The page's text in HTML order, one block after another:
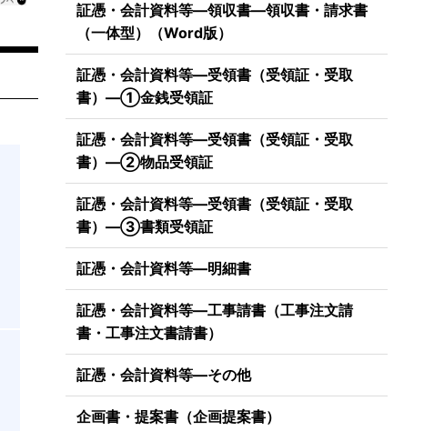
証憑・会計資料等―領収書―領収書・請求書
（一体型）（Word版）
証憑・会計資料等―受領書（受領証・受取
書）―①金銭受領証
証憑・会計資料等―受領書（受領証・受取
書）―②物品受領証
証憑・会計資料等―受領書（受領証・受取
書）―③書類受領証
証憑・会計資料等―明細書
証憑・会計資料等―工事請書（工事注文請
書・工事注文書請書）
証憑・会計資料等―その他
企画書・提案書（企画提案書）